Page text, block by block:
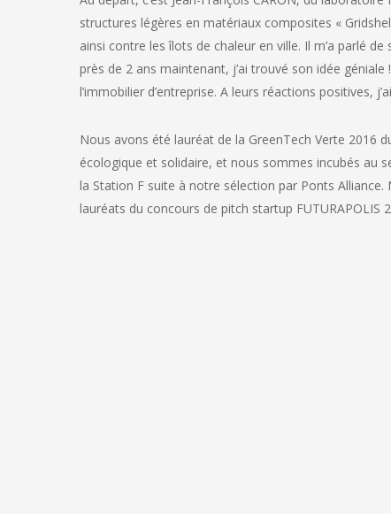
structures légères en matériaux composites «
ainsi contre les îlots de chaleur en ville. Il m’a parlé
près de 2 ans maintenant, j’ai trouvé son idée géniale
l’immobilier d’entreprise. A leurs réactions positives,
Nous avons été lauréat de la GreenTech Verte 2016
écologique et solidaire, et nous sommes incubés au
la Station F suite à notre sélection par Ponts
lauréats du concours de pitch startup FUTURAPOLIS